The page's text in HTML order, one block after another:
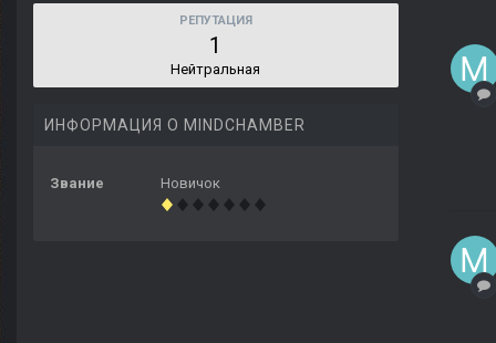
РЕПУТАЦИЯ
1
Нейтральная
ИНФОРМАЦИЯ О MINDCHAMBER
Звание Новичок